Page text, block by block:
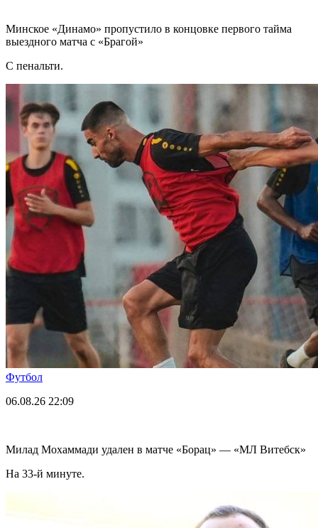
Минское «Динамо» пропустило в концовке первого тайма
выездного матча с «Брагой»
С пенальти.
Футбол
06.08.26 22:09
Милад Мохаммади удален в матче «Борац» — «МЛ Витебск»
На 33-й минуте.